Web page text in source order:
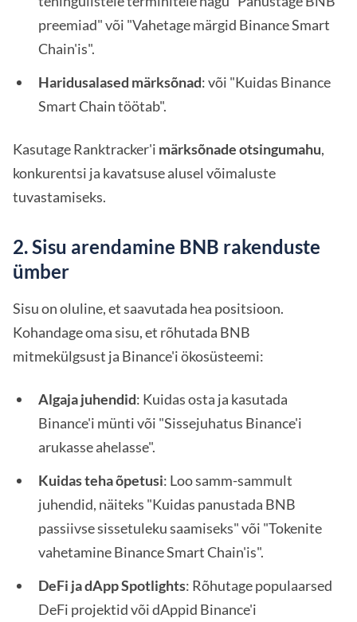
preemiad" või "Vahetage märgid Binance Smart
Chain'is".
Haridusalased märksõnad: või "Kuidas Binance
Smart Chain töötab".
Kasutage Ranktracker'i märksõnade otsingumahu,
konkurentsi ja kavatsuse alusel võimaluste
tuvastamiseks.
2. Sisu arendamine BNB rakenduste
ümber
Sisu on oluline, et saavutada hea positsioon.
Kohandage oma sisu, et rõhutada BNB
mitmekülgsust ja Binance'i ökosüsteemi:
Algaja juhendid: Kuidas osta ja kasutada
Binance'i münti või "Sissejuhatus Binance'i
arukasse ahelasse".
Kuidas teha õpetusi: Loo samm-sammult
juhendid, näiteks "Kuidas panustada BNB
passiivse sissetuleku saamiseks" või "Tokenite
vahetamine Binance Smart Chain'is".
DeFi ja dApp Spotlights: Rõhutage populaarsed
DeFi projektid või dAppid Binance'i